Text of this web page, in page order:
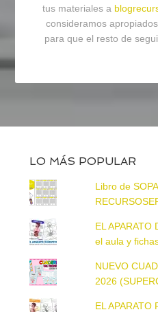
tus materiales a
consideramos
para que el resto de
LO MÁS POPULAR
Libro de
EL APARATO
el aula y
NUEVO
2026
EL APARATO